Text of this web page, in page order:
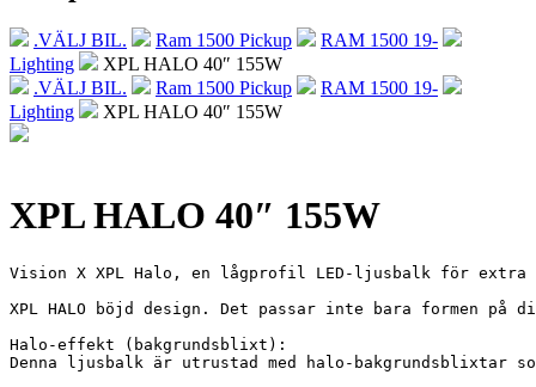
.VÄLJ BIL. Ram 1500 Pickup
RAM 1500 19-
Lighting
XPL HALO 40″ 155W
.VÄLJ BIL.
Ram 1500 Pickup
RAM 1500 19-
Lighting
XPL HALO 40″ 155W
XPL HALO 40″ 155W
Vision X XPL Halo, en lågprofil LED-ljusbalk för extra
XPL HALO böjd design. Det passar inte bara
Halo-effekt (bakgrundsblixt):
Denna ljusbalk är utrustad med halo-